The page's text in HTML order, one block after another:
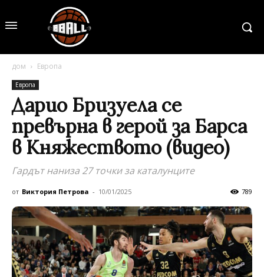
дом Европа
Европа
Дарио Бризуела се
превърна в герой за Барса
в Княжеството (видео)
Гардът наниза 27 точки за каталунците
от Виктория Петрова - 10/01/2025 789